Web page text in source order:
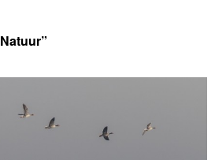
Natuur”